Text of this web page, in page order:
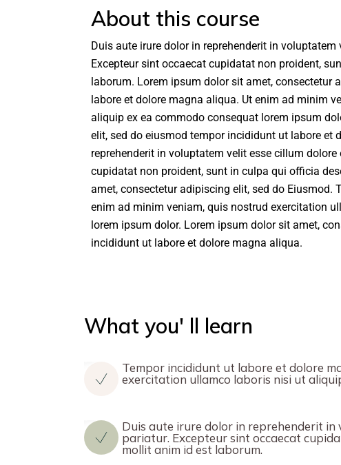
About this course
Duis aute irure dolor in reprehenderit in
Excepteur sint occaecat cupidatat non proident,
laborum. Lorem ipsum dolor sit amet, consectetur
labore et dolore magna aliqua. Ut enim ad minim
aliquip ex ea commodo consequat lorem ipsum
elit, sed do eiusmod tempor incididunt ut labore et
reprehenderit in voluptatem velit esse cillum
cupidatat non proident, sunt in culpa qui officia
amet, consectetur adipiscing elit, sed do
enim ad minim veniam, quis nostrud exercitation
lorem ipsum dolor. Lorem ipsum dolor sit amet,
incididunt ut labore et dolore magna aliqua.
What you' ll learn
Tempor incididunt ut labore et dolore
exercitation ullamco laboris nisi ut
Duis aute irure dolor in reprehenderit
pariatur. Excepteur sint occaecat
mollit anim id est laborum.